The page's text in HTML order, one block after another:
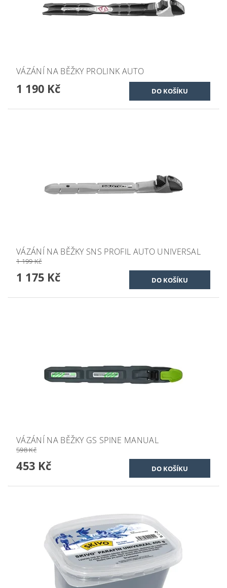
VÁZÁNÍ NA BĚŽKY PROLINK AUTO
1 190 Kč
VÁZÁNÍ NA BĚŽKY SNS PROFIL AUTO UNIVERSAL
1 199 Kč
1 175 Kč
VÁZÁNÍ NA BĚŽKY GS SPINE MANUAL
598 Kč
453 Kč